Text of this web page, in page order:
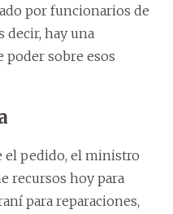
por funcionarios de
decir, hay una
poder sobre esos
el pedido, el ministro
recursos hoy para
para reparaciones,